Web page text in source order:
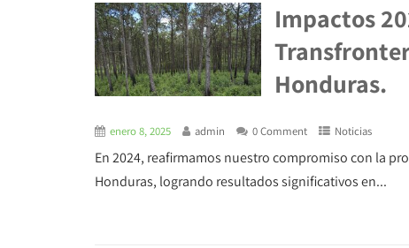
Impactos
Honduras.
enero 8, 2025 admin 0 Comment Noticias
En 2024, reafirmamos nuestro compromiso con la
Honduras, logrando resultados significativos en...